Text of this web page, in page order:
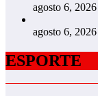
agosto 6, 2026
agosto 6, 2026
ESPORTE